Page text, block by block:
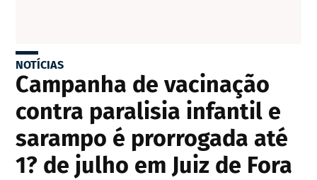
NOTÍCIAS
Campanha de vacinação
contra paralisia infantil e
sarampo é prorrogada até
1? de julho em Juiz de Fora